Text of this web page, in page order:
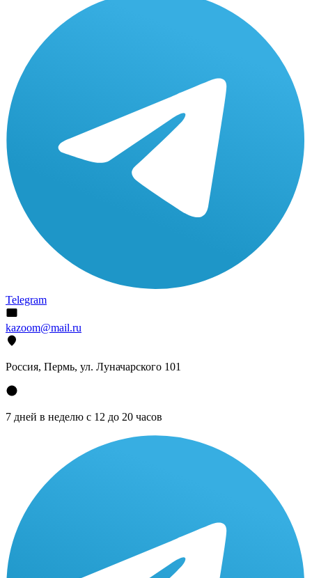
Telegram
kazoom@mail.ru
Россия, Пермь, ул. Луначарского 101
7 дней в неделю с 12 до 20 часов